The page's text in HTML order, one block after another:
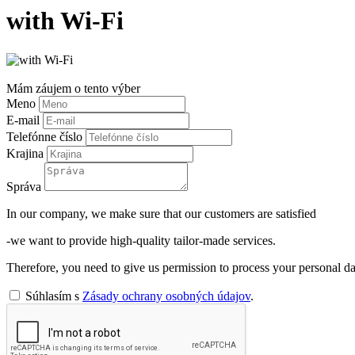
with Wi-Fi
Mám záujem o tento výber
Meno
E-mail
Telefónne číslo
Krajina
Správa
In our company, we make sure that our customers are satisfied
-we want to provide high-quality tailor-made services.
Therefore, you need to give us permission to process your personal
Súhlasím s Zásady ochrany osobných údajov.